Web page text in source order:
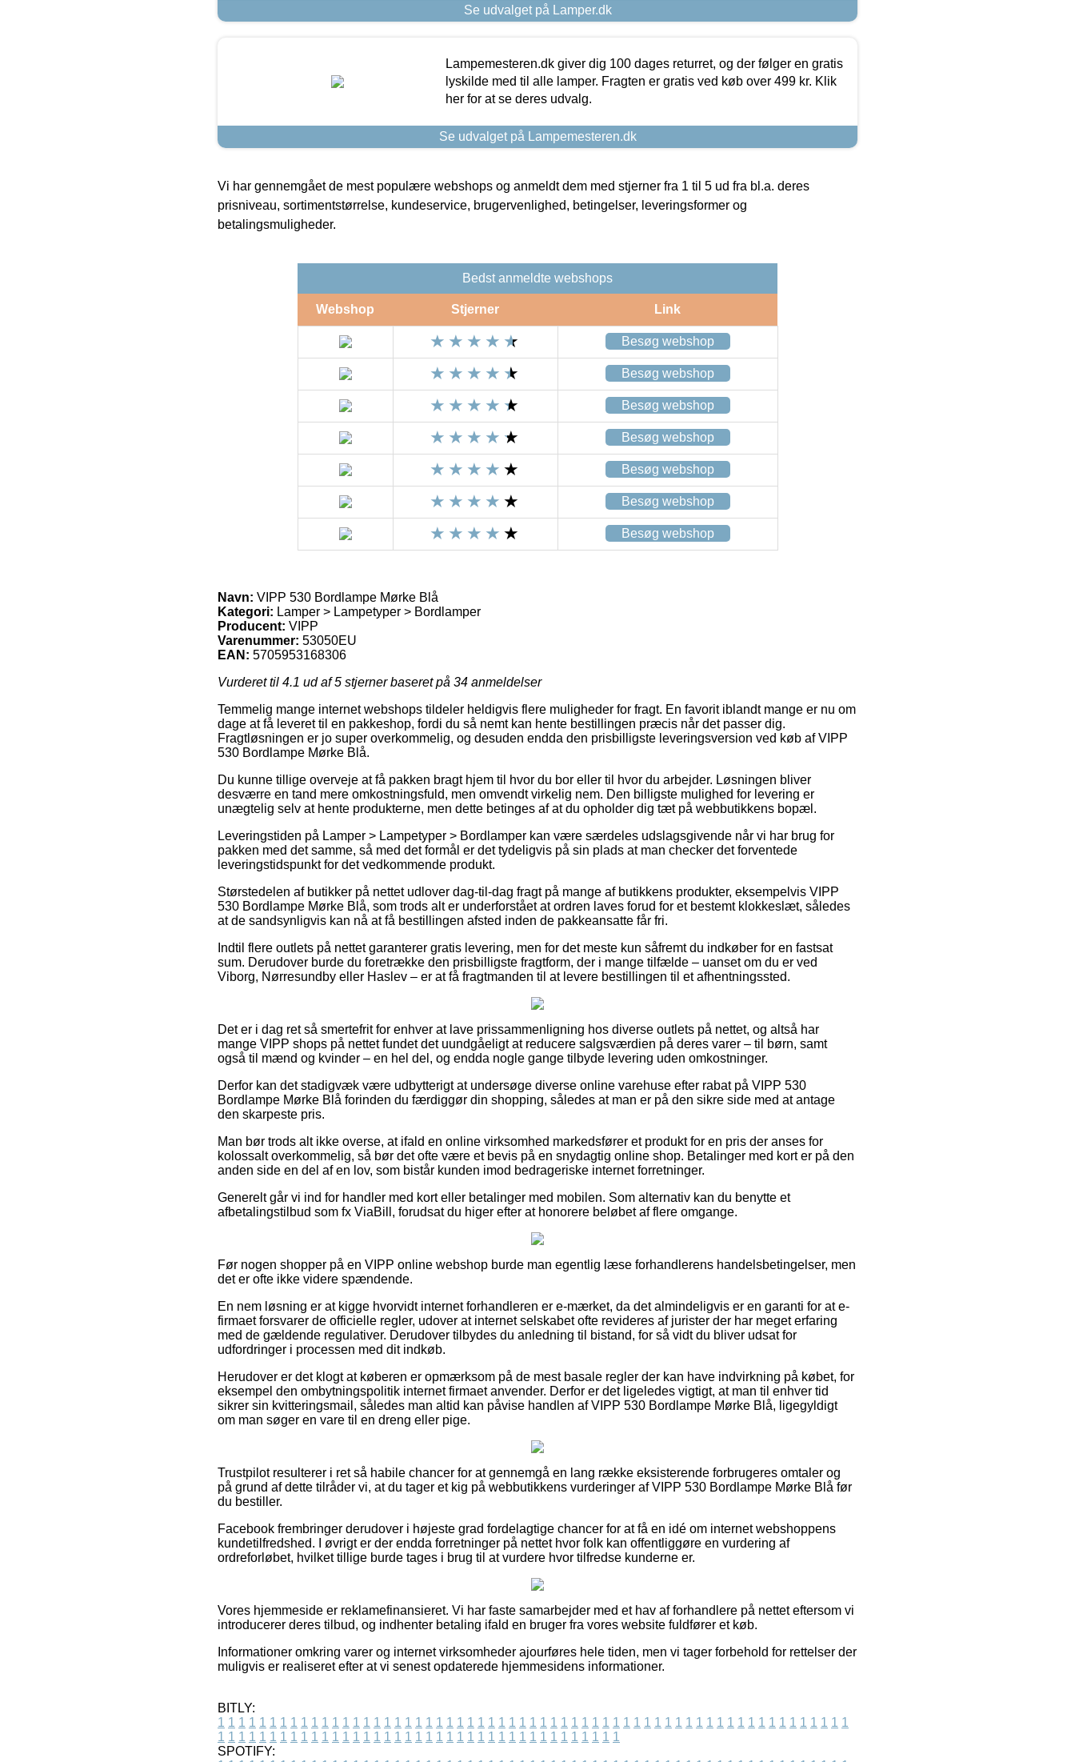
Se udvalget på Lamper.dk
Lampemesteren.dk giver dig 100 dages returret, og der følger en gratis
lyskilde med til alle lamper. Fragten er gratis ved køb over 499 kr. Klik
her for at se deres udvalg.
Se udvalget på Lampemesteren.dk
Vi har gennemgået de mest populære webshops og anmeldt dem med stjerner fra 1 til 5 ud fra bl.a. deres
prisniveau, sortimentstørrelse, kundeservice, brugervenlighed, betingelser, leveringsformer og
betalingsmuligheder.
Bedst anmeldte webshops
Webshop Stjerner Link
Besøg webshop
Besøg webshop
Besøg webshop
Besøg webshop
Besøg webshop
Besøg webshop
Besøg webshop
Navn: VIPP 530 Bordlampe Mørke Blå
Kategori: Lamper > Lampetyper > Bordlamper
Producent: VIPP
Varenummer: 53050EU
EAN: 5705953168306
Vurderet til 4.1 ud af 5 stjerner baseret på 34 anmeldelser
Temmelig mange internet webshops tildeler heldigvis flere muligheder for fragt. En favorit iblandt mange er nu om
dage at få leveret til en pakkeshop, fordi du så nemt kan hente bestillingen præcis når det passer dig.
Fragtløsningen er jo super overkommelig, og desuden endda den prisbilligste leveringsversion ved køb af VIPP
530 Bordlampe Mørke Blå.
Du kunne tillige overveje at få pakken bragt hjem til hvor du bor eller til hvor du arbejder. Løsningen bliver
desværre en tand mere omkostningsfuld, men omvendt virkelig nem. Den billigste mulighed for levering er
unægtelig selv at hente produkterne, men dette betinges af at du opholder dig tæt på webbutikkens bopæl.
Leveringstiden på Lamper > Lampetyper > Bordlamper kan være særdeles udslagsgivende når vi har brug for
pakken med det samme, så med det formål er det tydeligvis på sin plads at man checker det forventede
leveringstidspunkt for det vedkommende produkt.
Størstedelen af butikker på nettet udlover dag-til-dag fragt på mange af butikkens produkter, eksempelvis VIPP
530 Bordlampe Mørke Blå, som trods alt er underforstået at ordren laves forud for et bestemt klokkeslæt, således
at de sandsynligvis kan nå at få bestillingen afsted inden de pakkeansatte får fri.
Indtil flere outlets på nettet garanterer gratis levering, men for det meste kun såfremt du indkøber for en fastsat
sum. Derudover burde du foretrække den prisbilligste fragtform, der i mange tilfælde – uanset om du er ved
Viborg, Nørresundby eller Haslev – er at få fragtmanden til at levere bestillingen til et afhentningssted.
Det er i dag ret så smertefrit for enhver at lave prissammenligning hos diverse outlets på nettet, og altså har
mange VIPP shops på nettet fundet det uundgåeligt at reducere salgsværdien på deres varer – til børn, samt
også til mænd og kvinder – en hel del, og endda nogle gange tilbyde levering uden omkostninger.
Derfor kan det stadigvæk være udbytterigt at undersøge diverse online varehuse efter rabat på VIPP 530
Bordlampe Mørke Blå forinden du færdiggør din shopping, således at man er på den sikre side med at antage
den skarpeste pris.
Man bør trods alt ikke overse, at ifald en online virksomhed markedsfører et produkt for en pris der anses for
kolossalt overkommelig, så bør det ofte være et bevis på en snydagtig online shop. Betalinger med kort er på den
anden side en del af en lov, som bistår kunden imod bedrageriske internet forretninger.
Generelt går vi ind for handler med kort eller betalinger med mobilen. Som alternativ kan du benytte et
afbetalingstilbud som fx ViaBill, forudsat du higer efter at honorere beløbet af flere omgange.
Før nogen shopper på en VIPP online webshop burde man egentlig læse forhandlerens handelsbetingelser, men
det er ofte ikke videre spændende.
En nem løsning er at kigge hvorvidt internet forhandleren er e-mærket, da det almindeligvis er en garanti for at e-
firmaet forsvarer de officielle regler, udover at internet selskabet ofte revideres af jurister der har meget erfaring
med de gældende regulativer. Derudover tilbydes du anledning til bistand, for så vidt du bliver udsat for
udfordringer i processen med dit indkøb.
Herudover er det klogt at køberen er opmærksom på de mest basale regler der kan have indvirkning på købet, for
eksempel den ombytningspolitik internet firmaet anvender. Derfor er det ligeledes vigtigt, at man til enhver tid
sikrer sin kvitteringsmail, således man altid kan påvise handlen af VIPP 530 Bordlampe Mørke Blå, ligegyldigt
om man søger en vare til en dreng eller pige.
Trustpilot resulterer i ret så habile chancer for at gennemgå en lang række eksisterende forbrugeres omtaler og
på grund af dette tilråder vi, at du tager et kig på webbutikkens vurderinger af VIPP 530 Bordlampe Mørke Blå før
du bestiller.
Facebook frembringer derudover i højeste grad fordelagtige chancer for at få en idé om internet webshoppens
kundetilfredshed. I øvrigt er der endda forretninger på nettet hvor folk kan offentliggøre en vurdering af
ordreforløbet, hvilket tillige burde tages i brug til at vurdere hvor tilfredse kunderne er.
Vores hjemmeside er reklamefinansieret. Vi har faste samarbejder med et hav af forhandlere på nettet eftersom vi
introducerer deres tilbud, og indhenter betaling ifald en bruger fra vores website fuldfører et køb.
Informationer omkring varer og internet virksomheder ajourføres hele tiden, men vi tager forbehold for rettelser der
muligvis er realiseret efter at vi senest opdaterede hjemmesidens informationer.
BITLY:
1 1 1 1 1 1 1 1 1 1 1 1 1 1 1 1 1 1 1 1 1 1 1 1 1 1 1 1 1 1 1 1 1 1 1 1 1 1 1 1 1 1 1 1 1 1 1 1 1 1 1 1 1 1 1 1 1 1 1 1 1
1 1 1 1 1 1 1 1 1 1 1 1 1 1 1 1 1 1 1 1 1 1 1 1 1 1 1 1 1 1 1 1 1 1 1 1 1 1 1
SPOTIFY: